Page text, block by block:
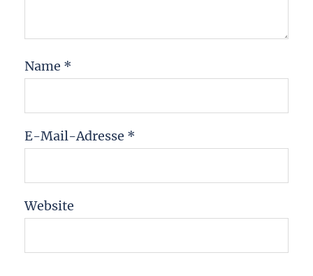
Name *
E-Mail-Adresse *
Website